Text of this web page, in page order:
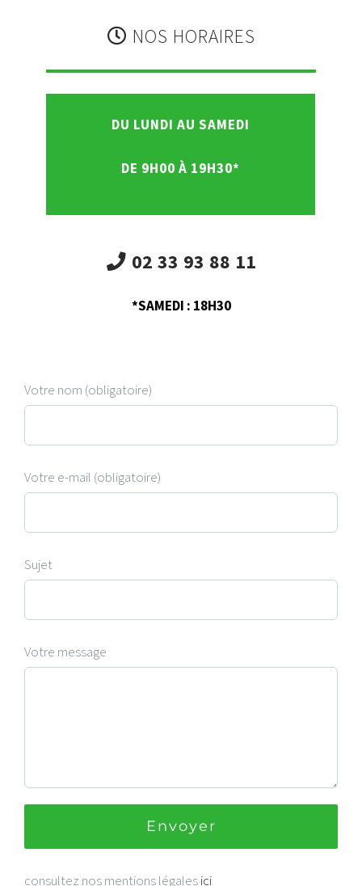
NOS HORAIRES
DU LUNDI AU SAMEDI
DE 9H00 À 19H30*
02 33 93 88 11
*SAMEDI : 18H30
Votre nom (obligatoire)
Votre e-mail (obligatoire)
Sujet
Votre message
consultez nos mentions légalesici